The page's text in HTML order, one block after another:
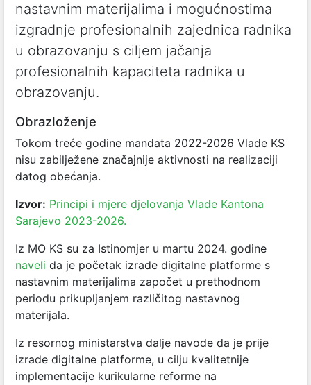
nastavnim materijalima i mogućnostima
izgradnje profesionalnih zajednica radnika
u obrazovanju s ciljem jačanja
profesionalnih kapaciteta radnika u
obrazovanju.
Obrazloženje
Tokom treće godine mandata 2022-2026 Vlade KS
nisu zabilježene značajnije aktivnosti na realizaciji
datog obećanja.
Izvor: Principi i mjere djelovanja Vlade Kantona
Sarajevo 2023-2026.
Iz MO KS su za Istinomjer u martu 2024. godine
naveli da je početak izrade digitalne platforme s
nastavnim materijalima započet u prethodnom
periodu prikupljanjem različitog nastavnog
materijala.
Iz resornog ministarstva dalje navode da je prije
izrade digitalne platforme, u cilju kvalitetnije
implementacije kurikularne reforme na